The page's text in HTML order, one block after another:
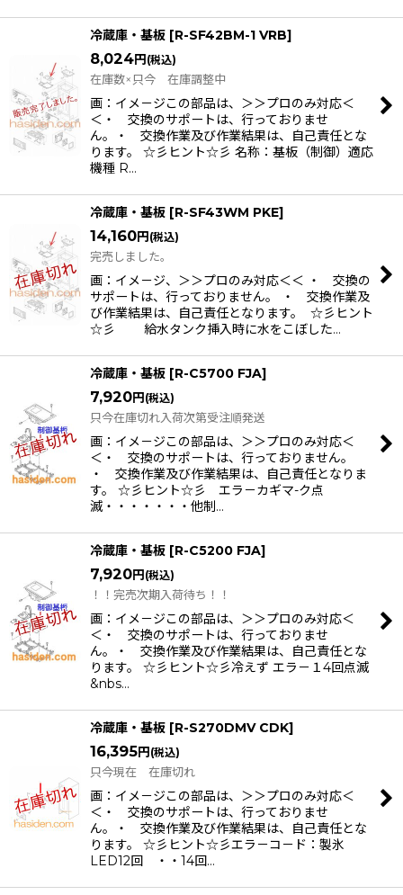
冷蔵庫・基板 [R-SF42BM-1 VRB]
8,024円 (税込)
在庫数×只今 在庫調整中
画：イメ－ジこの部品は、＞＞プロのみ対応＜
＜・ 交換のサポートは、行っておりませ
ん。・ 交換作業及び作業結果は、自己責任とな
ります。 ☆彡ヒント☆彡 名称：基板（制御）適応
機種 R…
冷蔵庫・基板 [R-SF43WM PKE]
14,160円 (税込)
完売しました。
画：イメ－ジ、＞＞プロのみ対応＜＜ ・ 交換の
サポートは、行っておりません。 ・ 交換作業及
び作業結果は、自己責任となります。 ☆彡ヒント
☆彡 給水タンク挿入時に水をこぼした…
冷蔵庫・基板 [R-C5700 FJA]
7,920円 (税込)
只今在庫切れ入荷次第受注順発送
画：イメ－ジこの部品は、＞＞プロのみ対応＜
＜・ 交換のサポートは、行っておりません。
・ 交換作業及び作業結果は、自己責任となりま
す。 ☆彡ヒント☆彡 エラ－カギマ-ク点
滅・・・・・・・他制…
冷蔵庫・基板 [R-C5200 FJA]
7,920円 (税込)
！！完売次期入荷待ち！！
画：イメ－ジこの部品は、＞＞プロのみ対応＜
＜・ 交換のサポートは、行っておりませ
ん。・ 交換作業及び作業結果は、自己責任とな
ります。 ☆彡ヒント☆彡冷えず エラ－１4回点滅
&nbs…
冷蔵庫・基板 [R-S270DMV CDK]
16,395円 (税込)
只今現在 在庫切れ
画：イメ－ジこの部品は、＞＞プロのみ対応＜
＜・ 交換のサポートは、行っておりませ
ん。・ 交換作業及び作業結果は、自己責任とな
ります。 ☆彡ヒント☆彡エラ－コ－ド：製氷
LED12回 ・・14回…